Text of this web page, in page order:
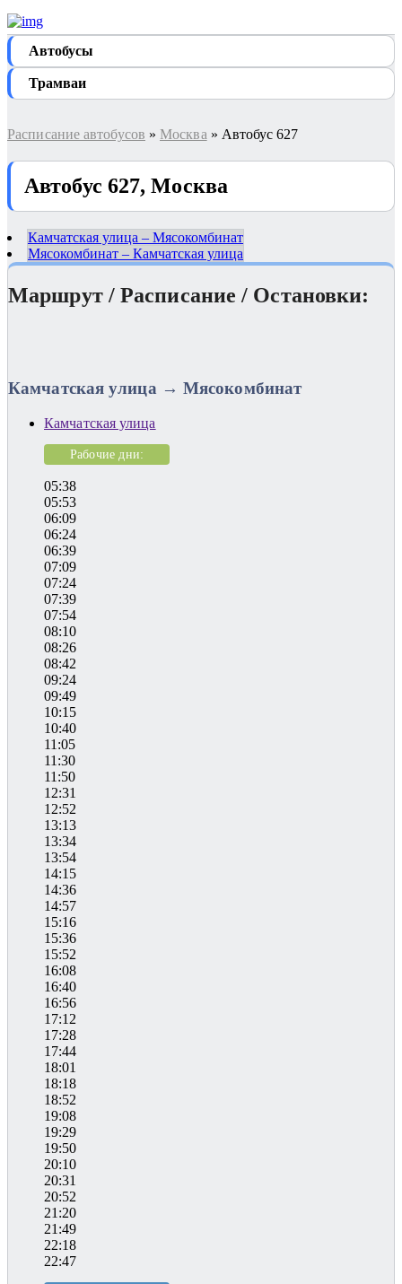
Автобуcы
Трамваи
Расписание автобусов » Москва » Автобус 627
Автобус 627, Москва
Камчатская улица – Мясокомбинат
Мясокомбинат – Камчатская улица
Маршрут / Расписание / Остановки:
Камчатская улица → Мясокомбинат
Камчатская улица
Рабочие дни:
05:38
05:53
06:09
06:24
06:39
07:09
07:24
07:39
07:54
08:10
08:26
08:42
09:24
09:49
10:15
10:40
11:05
11:30
11:50
12:31
12:52
13:13
13:34
13:54
14:15
14:36
14:57
15:16
15:36
15:52
16:08
16:40
16:56
17:12
17:28
17:44
18:01
18:18
18:52
19:08
19:29
19:50
20:10
20:31
20:52
21:20
21:49
22:18
22:47